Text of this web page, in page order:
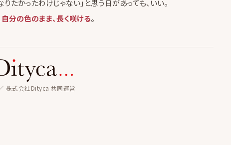
りたかったわけじゃない」と思う日があっても、いい。
自分の色のまま、長く咲ける。
株式会社Dityca 共同運営